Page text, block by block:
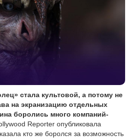
стала культовой, а потому не
на экранизацию отдельных
боролись много компаний-
Reporter опубликовала
кто же боролся за возможность